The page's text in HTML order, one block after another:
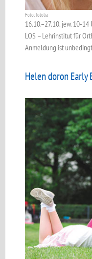
Foto: fotolia
16.10.–27.10. jew. 10-
LOS – Lehrinstitut für
Anmeldung ist
Helen doron Early